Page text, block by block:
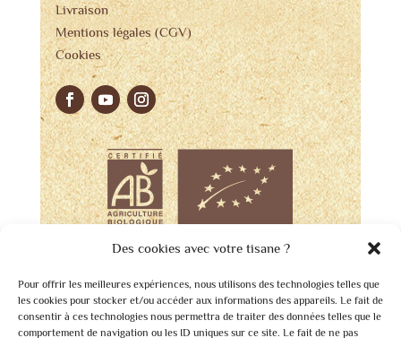
Des cookies avec votre tisane ?
Pour offrir les meilleures expériences, nous utilisons des technologies telles que
les cookies pour stocker et/ou accéder aux informations des appareils. Le fait de
consentir à ces technologies nous permettra de traiter des données telles que le
comportement de navigation ou les ID uniques sur ce site. Le fait de ne pas
Livraison
Mentions légales (CGV)
Cookies